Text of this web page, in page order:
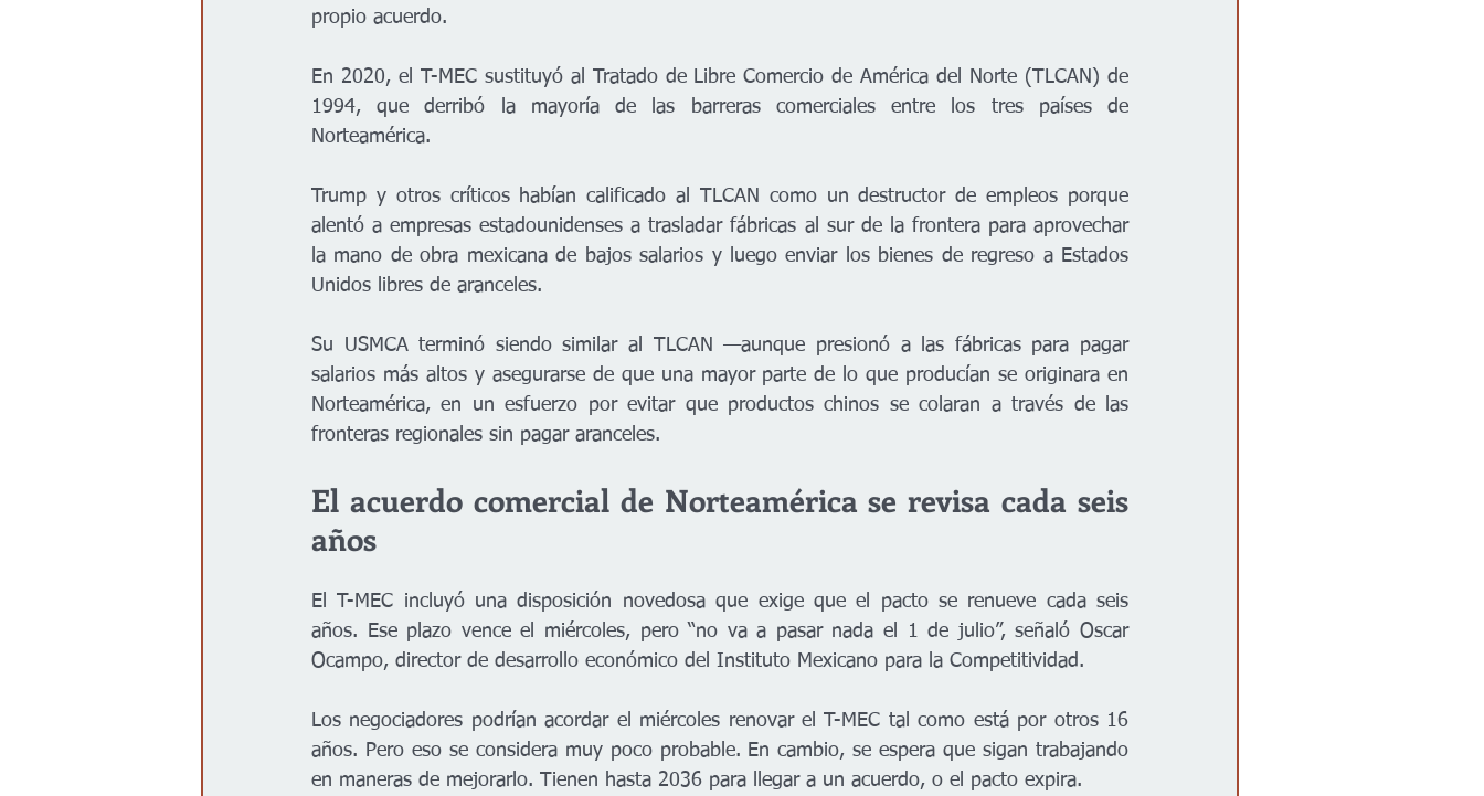
propio acuerdo.
En 2020, el T-MEC sustituyó al Tratado de Libre Comercio de América del Norte (TLCAN) de
1994, que derribó la mayoría de las barreras comerciales entre los tres países de
Norteamérica.
Trump y otros críticos habían calificado al TLCAN como un destructor de empleos porque
alentó a empresas estadounidenses a trasladar fábricas al sur de la frontera para aprovechar
la mano de obra mexicana de bajos salarios y luego enviar los bienes de regreso a Estados
Unidos libres de aranceles.
Su USMCA terminó siendo similar al TLCAN —aunque presionó a las fábricas para pagar
salarios más altos y asegurarse de que una mayor parte de lo que producían se originara en
Norteamérica, en un esfuerzo por evitar que productos chinos se colaran a través de las
fronteras regionales sin pagar aranceles.
El acuerdo comercial de Norteamérica se revisa cada seis
años
El T-MEC incluyó una disposición novedosa que exige que el pacto se renueve cada seis
años. Ese plazo vence el miércoles, pero “no va a pasar nada el 1 de julio”, señaló Oscar
Ocampo, director de desarrollo económico del Instituto Mexicano para la Competitividad.
Los negociadores podrían acordar el miércoles renovar el T-MEC tal como está por otros 16
años. Pero eso se considera muy poco probable. En cambio, se espera que sigan trabajando
en maneras de mejorarlo. Tienen hasta 2036 para llegar a un acuerdo, o el pacto expira.